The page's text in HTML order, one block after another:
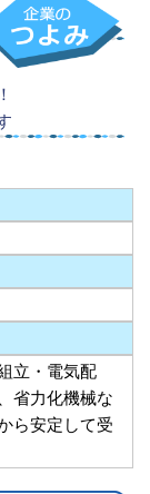
立・電気配
省力化機械な
ら安定して受